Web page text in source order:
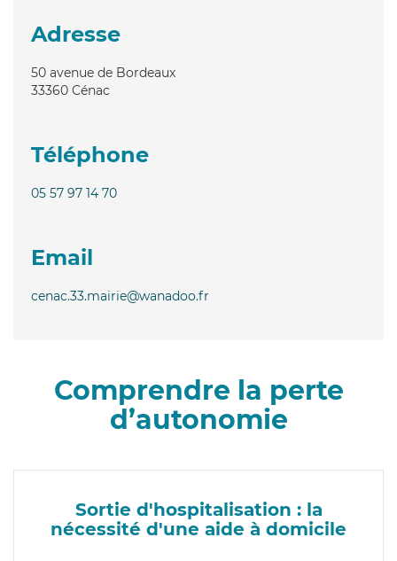
Adresse
50 avenue de Bordeaux
33360 Cénac
Téléphone
05 57 97 14 70
Email
cenac.33.mairie@wanadoo.fr
Comprendre la perte
d’autonomie
Sortie d'hospitalisation : la
nécessité d'une aide à domicile